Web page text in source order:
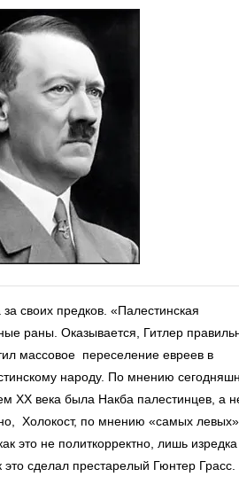
своих предков. «Палестинская
раны. Оказывается, Гитлер
массовое переселение евреев в
народу. По мнению
ХХ века была Накба палестинцев, а
Холокост, по мнению «самых
это не политкорректно, лишь изредка
сделал престарелый Гюнтер Грасс.